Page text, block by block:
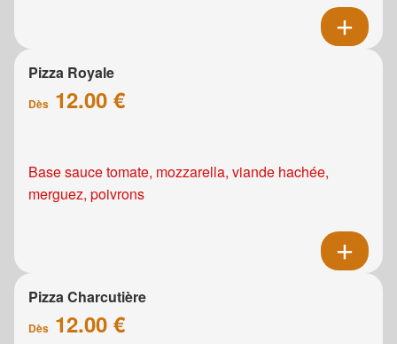
Pizza Royale
Dès 12.00 €
Base sauce tomate, mozzarella, viande hachée,
merguez, poivrons
Pizza Charcutière
Dès 12.00 €